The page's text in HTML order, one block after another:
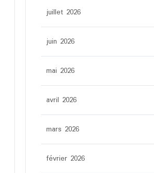
juillet 2026
juin 2026
mai 2026
avril 2026
mars 2026
février 2026